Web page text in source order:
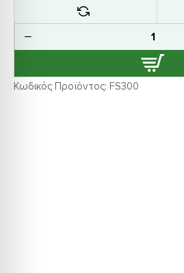
Κωδικός Προϊόντος: FS300